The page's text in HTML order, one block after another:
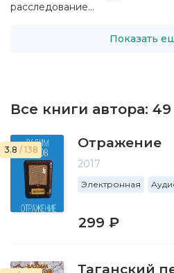
расследование...
Показать
Все книги автора: 49
3.8 / 138 Отражение
2017
Электронная
299 ₽
Таганский